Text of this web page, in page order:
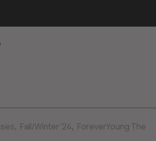
, Fall/Winter '24, ForeverYoung The